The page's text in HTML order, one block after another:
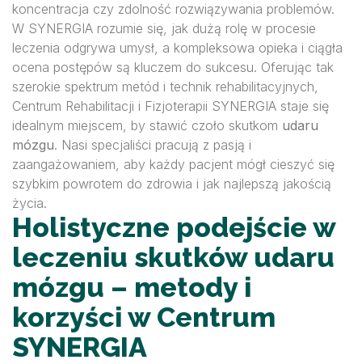
koncentracja czy zdolność rozwiązywania problemów.
W SYNERGIA rozumie się, jak dużą rolę w procesie
leczenia odgrywa umysł, a kompleksowa opieka i ciągła
ocena postępów są kluczem do sukcesu. Oferując tak
szerokie spektrum metód i technik rehabilitacyjnych,
Centrum Rehabilitacji i Fizjoterapii SYNERGIA staje się
idealnym miejscem, by stawić czoło skutkom udaru
mózgu. Nasi specjaliści pracują z pasją i
zaangażowaniem, aby każdy pacjent mógł cieszyć się
szybkim powrotem do zdrowia i jak najlepszą jakością
życia.
Holistyczne podejście w
leczeniu skutków udaru
mózgu – metody i
korzyści w Centrum
SYNERGIA